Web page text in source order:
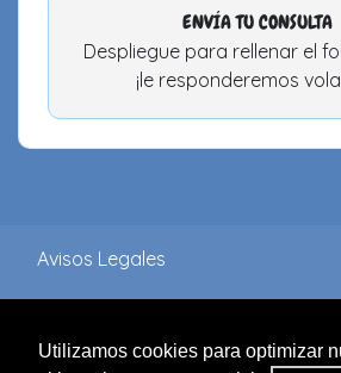
Utilizamos cookies para optimizar
ENVÍA TU CONSULTA
Despliegue para rellenar el
¡le responderemos
Avisos Legales